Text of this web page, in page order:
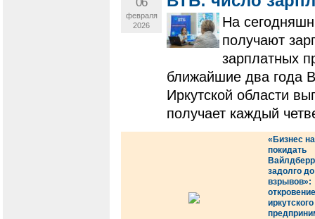
февраля
2026
На
получают
зарплатных
ближайшие два года
Иркутской области
получает каждый
«Бизнес
покидать
задолго до
взрывов»:
откровение
иркутского